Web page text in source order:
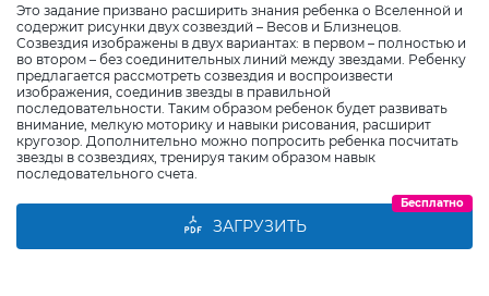
Это задание призвано расширить знания ребенка о Вселенной и
содержит рисунки двух созвездий – Весов и Близнецов.
Созвездия изображены в двух вариантах: в первом – полностью и
во втором – без соединительных линий между звездами. Ребенку
предлагается рассмотреть созвездия и воспроизвести
изображения, соединив звезды в правильной
последовательности. Таким образом ребенок будет развивать
внимание, мелкую моторику и навыки рисования, расширит
кругозор. Дополнительно можно попросить ребенка посчитать
звезды в созвездиях, тренируя таким образом навык
последовательного счета.
ЗАГРУЗИТЬ
Бесплатно